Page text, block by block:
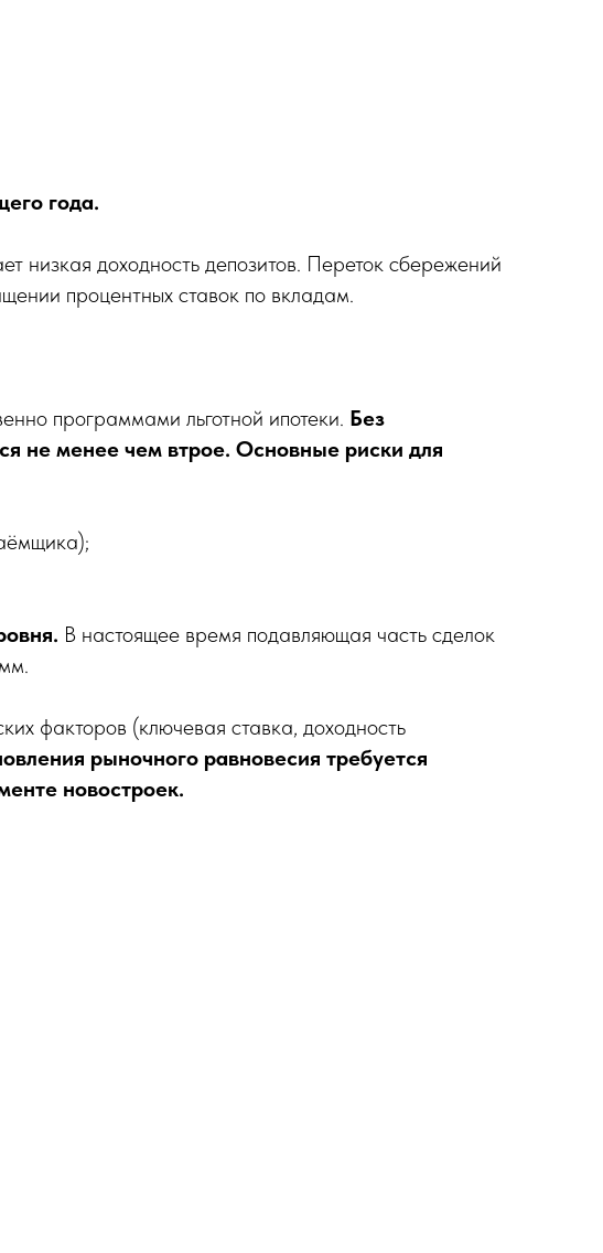
года.
низкая доходность депозитов. Переток сбережений
процентных ставок по вкладам.
программами льготной ипотеки. Без
не менее чем втрое. Основные риски для
В настоящее время подавляющая часть сделок
факторов (ключевая ставка, доходность
рыночного равновесия требуется
новостроек.